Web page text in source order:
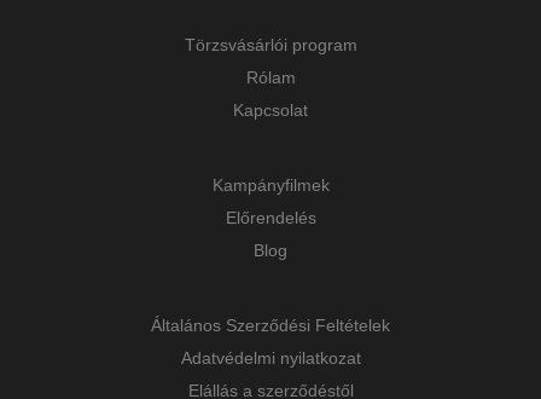
Törzsvásárlói program
Rólam
Kapcsolat
Kampányfilmek
Előrendelés
Blog
Általános Szerződési Feltételek
Adatvédelmi nyilatkozat
Elállás a szerződéstől